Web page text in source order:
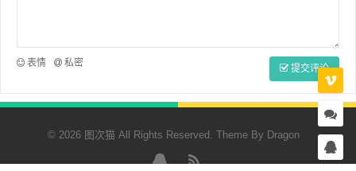
表情 私密 提交评论
© 2026 图次猫 All Rights Reserved. Theme By Dragon